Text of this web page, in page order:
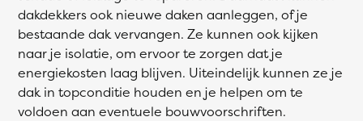
dakdekkers ook nieuwe daken aanleggen, of je
bestaande dak vervangen. Ze kunnen ook kijken
naar je isolatie, om ervoor te zorgen dat je
energiekosten laag blijven. Uiteindelijk kunnen ze je
dak in topconditie houden en je helpen om te
voldoen aan eventuele bouwvoorschriften.